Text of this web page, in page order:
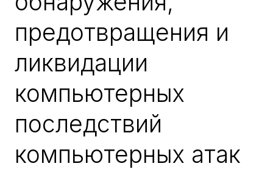
предотвращения и
ликвидации
компьютерных
последствий
компьютерных атак